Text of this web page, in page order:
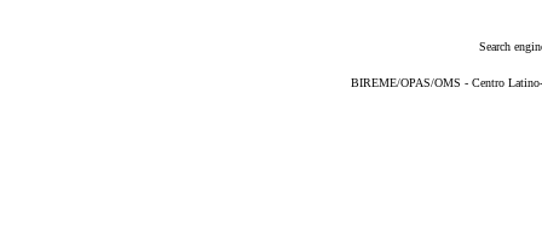
Search
BIREME/OPAS/OMS - Centro Latino-